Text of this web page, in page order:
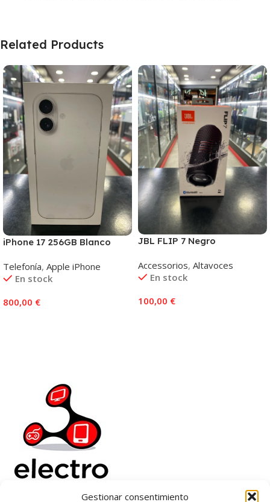
Gestionar consentimiento
Related Products
iPhone 17 256GB Blanco
Telefonía, Apple iPhone
En stock
800,00 €
JBL FLIP 7 Negro
Accessorios, Altavoces
En stock
100,00 €